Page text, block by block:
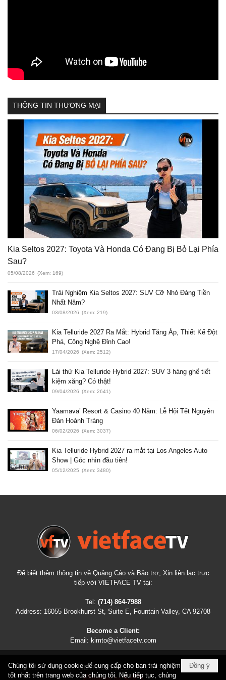
THÔNG TIN THƯƠNG MẠI
Kia Seltos 2027: Toyota Và Honda Có Đang Bị Bỏ Lại Phía
Sau?
05/08/2026 (Xem: 169)
Trải Nghiệm Kia Seltos 2027: SUV Cỡ Nhỏ Đáng Tiền
Nhất Năm?
03/08/2026 (Xem: 219)
Kia Telluride 2027 Ra Mắt: Hybrid Tăng Áp, Thiết Kế Đột
Phá, Công Nghệ Đỉnh Cao!
17/04/2026 (Xem: 2512)
Lái thử Kia Telluride Hybrid 2027: SUV 3 hàng ghế tiết
kiệm xăng? Có thật!
09/04/2026 (Xem: 2641)
Yaamava’ Resort & Casino 40 Năm: Lễ Hội Tết Nguyên
Đán Hoành Tráng
06/02/2026 (Xem: 3037)
Kia Telluride Hybrid 2027 ra mắt tại Los Angeles Auto
Show | Góc nhìn đầu tiên!
05/12/2025 (Xem: 3480)
Để biết thêm thông tin về Quảng Cáo và Bảo trợ, Xin liên lạc trực
tiếp với VIETFACE TV tại:
Tel: (714) 864-7988
Address: 16055 Brookhurst St, Suite E, Fountain Valley, CA 92708
Become a Client:
Email: kimto@vietfacetv.com
COPYRIGHT © 2026VIETFACETV.COM ALL RIGHTS RESERVED
Đồng ý
Chúng tôi sử dụng cookie để cung cấp cho bạn trải nghiệm
tốt nhất trên trang web của chúng tôi. Nếu tiếp tục, chúng